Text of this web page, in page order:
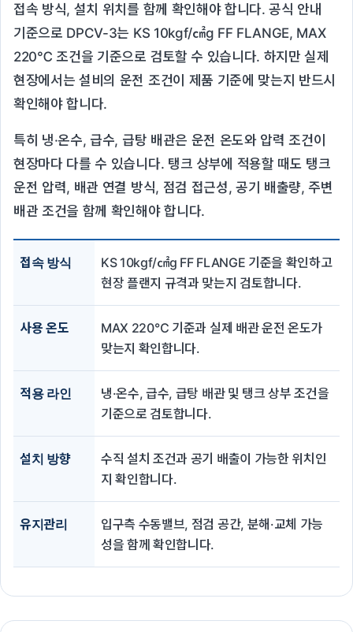
접속 방식, 설치 위치를 함께 확인해야 합니다. 공식 안내
기준으로 DPCV-3는 KS 10kgf/㎠g FF FLANGE, MAX
220℃ 조건을 기준으로 검토할 수 있습니다. 하지만 실제
현장에서는 설비의 운전 조건이 제품 기준에 맞는지 반드시
확인해야 합니다.
특히 냉·온수, 급수, 급탕 배관은 운전 온도와 압력 조건이
현장마다 다를 수 있습니다. 탱크 상부에 적용할 때도 탱크
운전 압력, 배관 연결 방식, 점검 접근성, 공기 배출량, 주변
배관 조건을 함께 확인해야 합니다.
접속 방식
KS 10kgf/㎠g FF FLANGE 기준을 확인하고
현장 플랜지 규격과 맞는지 검토합니다.
사용 온도
MAX 220℃ 기준과 실제 배관 운전 온도가
맞는지 확인합니다.
적용 라인
냉·온수, 급수, 급탕 배관 및 탱크 상부 조건을
기준으로 검토합니다.
설치 방향
수직 설치 조건과 공기 배출이 가능한 위치인
지 확인합니다.
유지관리
입구측 수동밸브, 점검 공간, 분해·교체 가능
성을 함께 확인합니다.